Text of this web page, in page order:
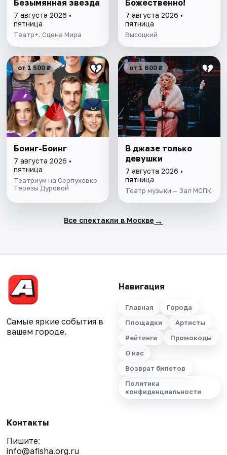
Безымянная звезда
7 августа 2026 •
пятница
Театр+. Сцена Мира
Божественно!
7 августа 2026 •
пятница
Высоцкий
от 1 500 ₽
Боинг-Боинг
7 августа 2026 •
пятница
Театриум на Серпуховке
Терезы Дуровой
от 1 600 ₽
В джазе только
девушки
7 августа 2026 •
пятница
Театр музыки — Зал МСПК
Все спектакли в Москве →
Самые яркие события в
вашем городе.
Навигация
Главная
Города
Площадки
Артисты
Рейтинги
Промокоды
О нас
Возврат билетов
Политика
конфиденциальности
Контакты
Пишите:
info@afisha.org.ru